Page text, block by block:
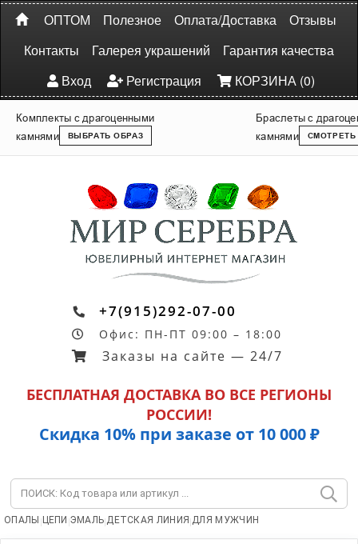
ОПТОМ Полезное Оплата/Доставка
Отзывы
Контакты
Галерея украшений
Гарантия качества
Вход
Регистрация КОРЗИНА (0)
Комплекты с драгоценными
камнями
ВЫБРАТЬ ОБРАЗ
Браслеты с
камнями
СМОТРЕТЬ
+7(915)292-07-00
Офис: ПН-ПТ 09:00 – 18:00
Заказы на сайте — 24/7
БЕСПЛАТНАЯ ДОСТАВКА ВО ВСЕ РЕГИОНЫ
РОССИИ!
Скидка 10% при заказе от 10 000 ₽
ОПАЛЫ | ЦЕПИ |ЭМАЛЬ|ДЕТСКАЯ ЛИНИЯ |ДЛЯ МУЖЧИН